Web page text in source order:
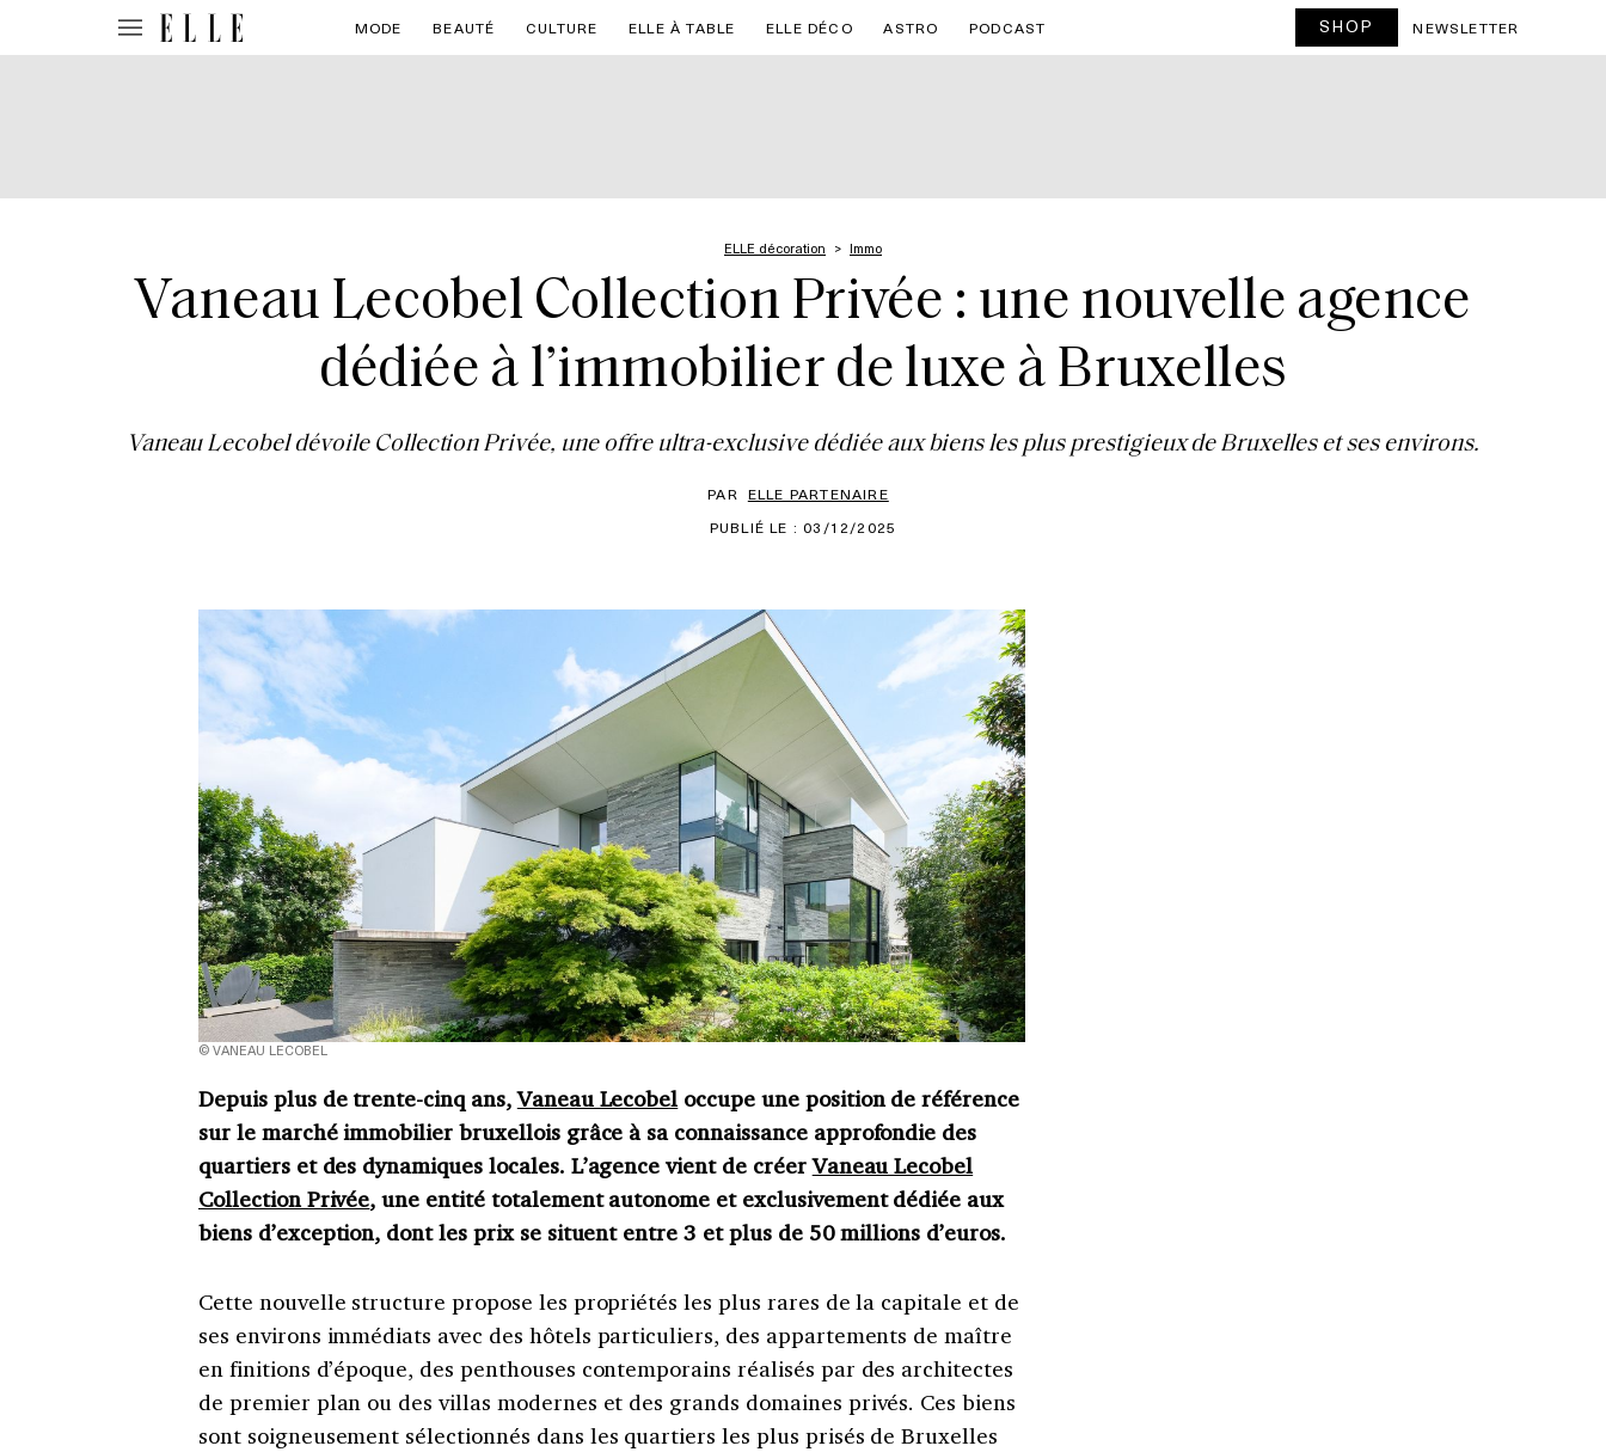
MODE BEAUTÉ CULTURE ELLE À TABLE ELLE DÉCO ASTRO PODCAST SHOP NEWSLETTER
ELLE décoration Immo
Vaneau Lecobel Collection Privée : une nouvelle agence
dédiée à l’immobilier de luxe à Bruxelles
Vaneau Lecobel dévoile Collection Privée, une offre ultra-exclusive dédiée aux biens les plus prestigieux de Bruxelles et ses environs.
PAR ELLE PARTENAIRE
PUBLIÉ LE : 03/12/2025
© VANEAU LECOBEL
Depuis plus de trente-cinq ans,Vaneau Lecobel occupe une position de référence
sur le marché immobilier bruxellois grâce à sa connaissance approfondie des
quartiers et des dynamiques locales. L’agence vient de créerVaneau Lecobel
Collection Privée, une entité totalement autonome et exclusivement dédiée aux
biens d’exception, dont les prix se situent entre 3 et plus de 50 millions d’euros.
Cette nouvelle structure propose les propriétés les plus rares de la capitale et de
ses environs immédiats avec des hôtels particuliers, des appartements de maître
en finitions d’époque, des penthouses contemporains réalisés par des architectes
de premier plan ou des villas modernes et des grands domaines privés. Ces biens
sont soigneusement sélectionnés dans les quartiers les plus prisés de Bruxelles